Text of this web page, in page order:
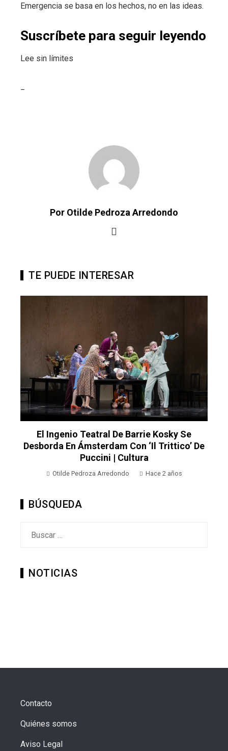
Emergencia se basa en los hechos, no en las ideas.
Suscríbete para seguir leyendo
Lee sin límites
Por Otilde Pedroza Arredondo
TE PUEDE INTERESAR
El Ingenio Teatral De Barrie Kosky Se
Desborda En Ámsterdam Con ‘Il Trittico’ De
Puccini | Cultura
Otilde Pedroza Arredondo Hace 2 años
BÚSQUEDA
NOTICIAS
Contacto
Quiénes somos
Aviso Legal